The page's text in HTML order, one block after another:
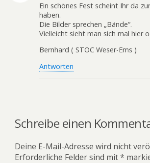
Ein schönes Fest scheint Ihr da
haben.
Die Bilder sprechen „Bände“.
Vielleicht sieht man sich mal hier
Bernhard ( STOC Weser-Ems )
Antworten
Schreibe einen
Deine E-Mail-Adresse wird nicht
Erforderliche Felder sind mit*